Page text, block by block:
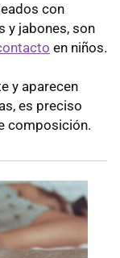
con
y jabones, son
en niños.
y aparecen
es preciso
composición.